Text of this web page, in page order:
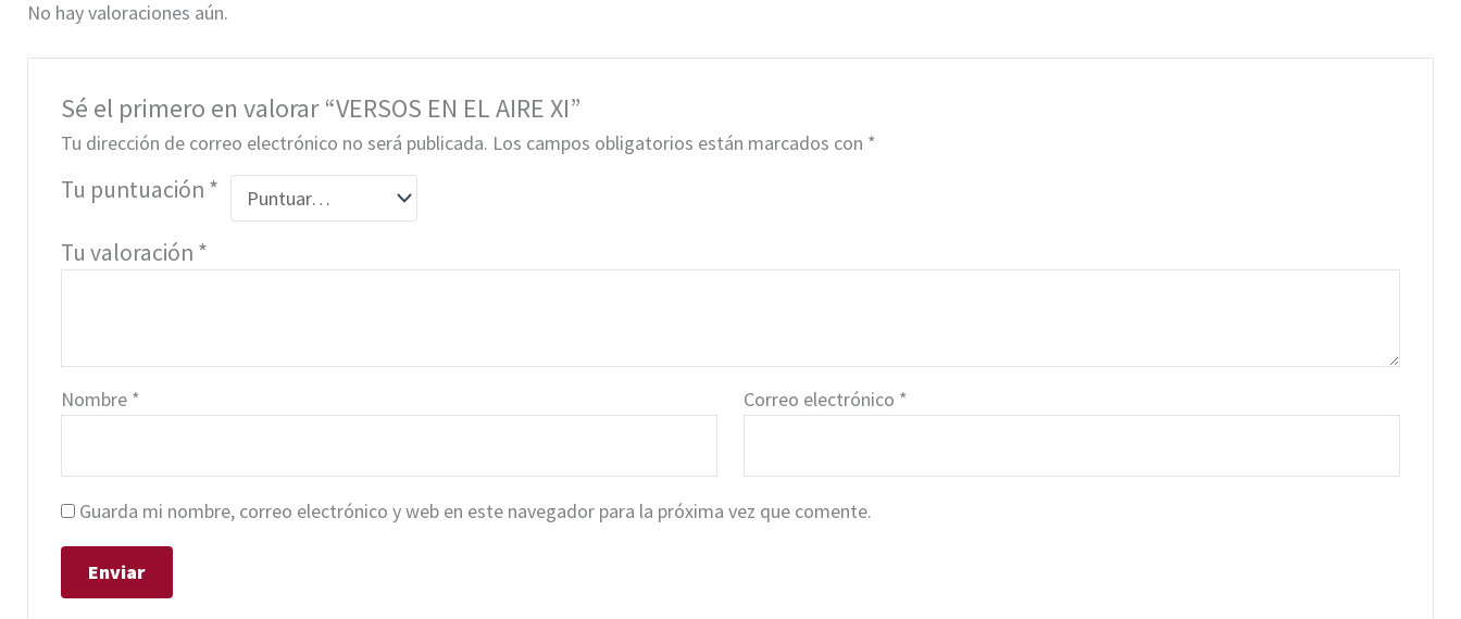
No hay valoraciones aún.
Sé el primero en valorar “VERSOS EN EL AIRE XI”
Tu dirección de correo electrónico no será publicada. Los campos obligatorios están marcados con *
Tu puntuación *
Tu valoración *
Nombre * Correo electrónico *
Guarda mi nombre, correo electrónico y web en este navegador para la próxima vez que comente.